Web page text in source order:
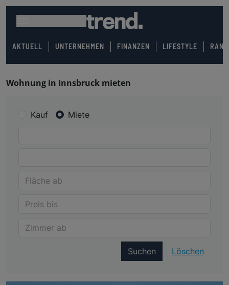
AKTUELL UNTERNEHMEN FINANZEN LIFESTYLE
Wohnung in Innsbruck mieten
Kauf Miete
Suchen Löschen